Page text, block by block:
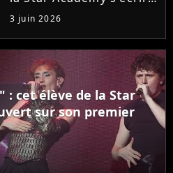
avec une nouvelle
recrue dans ses rangs.
Coach d'expression
scénique de l'émission,
Marlène Schaff ne
rempilera pas à la table
des professeurs...
3 juin 2026
: cet élève de la Star
sur son premier